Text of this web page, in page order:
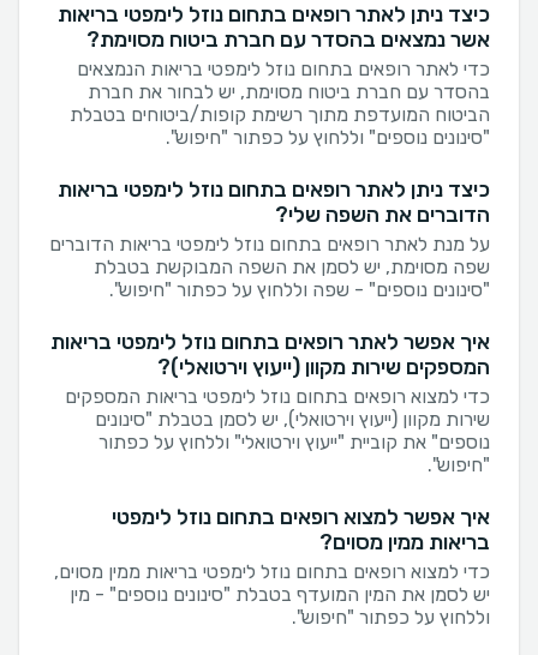
כיצד ניתן לאתר רופאים בתחום נוזל לימפטי בריאות
אשר נמצאים בהסדר עם חברת ביטוח מסוימת?
כדי לאתר רופאים בתחום נוזל לימפטי בריאות הנמצאים
בהסדר עם חברת ביטוח מסוימת, יש לבחור את חברת
הביטוח המועדפת מתוך רשימת קופות/ביטוחים בטבלת
"סינונים נוספים" וללחוץ על כפתור "חיפוש".
כיצד ניתן לאתר רופאים בתחום נוזל לימפטי בריאות
הדוברים את השפה שלי?
על מנת לאתר רופאים בתחום נוזל לימפטי בריאות הדוברים
שפה מסוימת, יש לסמן את השפה המבוקשת בטבלת
"סינונים נוספים" - שפה וללחוץ על כפתור "חיפוש".
איך אפשר לאתר רופאים בתחום נוזל לימפטי בריאות
המספקים שירות מקוון (ייעוץ וירטואלי)?
כדי למצוא רופאים בתחום נוזל לימפטי בריאות המספקים
שירות מקוון (ייעוץ וירטואלי), יש לסמן בטבלת "סינונים
נוספים" את קוביית "ייעוץ וירטואלי" וללחוץ על כפתור
"חיפוש".
איך אפשר למצוא רופאים בתחום נוזל לימפטי
בריאות ממין מסוים?
כדי למצוא רופאים בתחום נוזל לימפטי בריאות ממין מסוים,
יש לסמן את המין המועדף בטבלת "סינונים נוספים" - מין
וללחוץ על כפתור "חיפוש".